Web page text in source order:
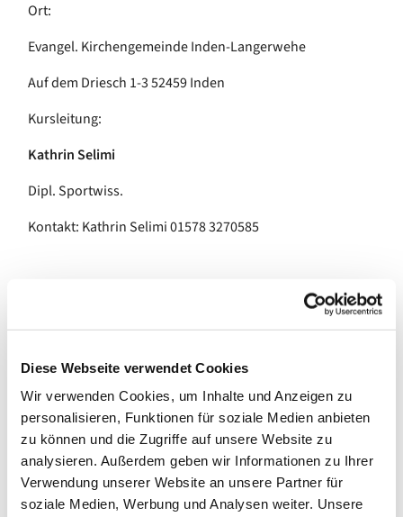
Diese Webseite verwendet Cookies
Wir verwenden Cookies, um Inhalte und Anzeigen zu
personalisieren, Funktionen für soziale Medien anbieten
zu können und die Zugriffe auf unsere Website zu
analysieren. Außerdem geben wir Informationen zu Ihrer
Verwendung unserer Website an unsere Partner für
soziale Medien, Werbung und Analysen weiter. Unsere
Ort:
Evangel. Kirchengemeinde Inden-Langerwehe
Auf dem Driesch 1-3 52459 Inden
Kursleitung:
Kathrin Selimi
Dipl. Sportwiss.
Kontakt: Kathrin Selimi 01578 3270585
- Prof. Dr. Ingo Froböse-
Wichtige Hinweise
Bitte melden Sie sich vor Kursbeginn mit unserem
Anmeldeformular an. Die Anmeldung gilt als verbindlich.
Die Kursgebühr wird vor Beginn, jedoch spätestens am
ersten Termin vollständig in Bar bezahlt.